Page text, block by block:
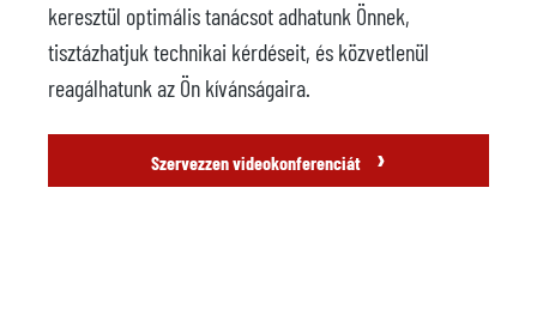
keresztül optimális tanácsot adhatunk Önnek,
tisztázhatjuk technikai kérdéseit, és közvetlenül
reagálhatunk az Ön kívánságaira.
Szervezzen videokonferenciát ›